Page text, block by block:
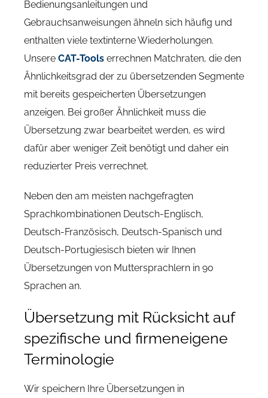
Bedienungsanleitungen und
Gebrauchsanweisungen ähneln sich häufig und
enthalten viele textinterne Wiederholungen.
Unsere CAT-Tools errechnen Matchraten, die den
Ähnlichkeitsgrad der zu übersetzenden Segmente
mit bereits gespeicherten Übersetzungen
anzeigen. Bei großer Ähnlichkeit muss die
Übersetzung zwar bearbeitet werden, es wird
dafür aber weniger Zeit benötigt und daher ein
reduzierter Preis verrechnet.
Neben den am meisten nachgefragten
Sprachkombinationen Deutsch-Englisch,
Deutsch-Französisch, Deutsch-Spanisch und
Deutsch-Portugiesisch bieten wir Ihnen
Übersetzungen von Muttersprachlern in 90
Sprachen an.
Übersetzung mit Rücksicht auf
spezifische und firmeneigene
Terminologie
Wir speichern Ihre Übersetzungen in